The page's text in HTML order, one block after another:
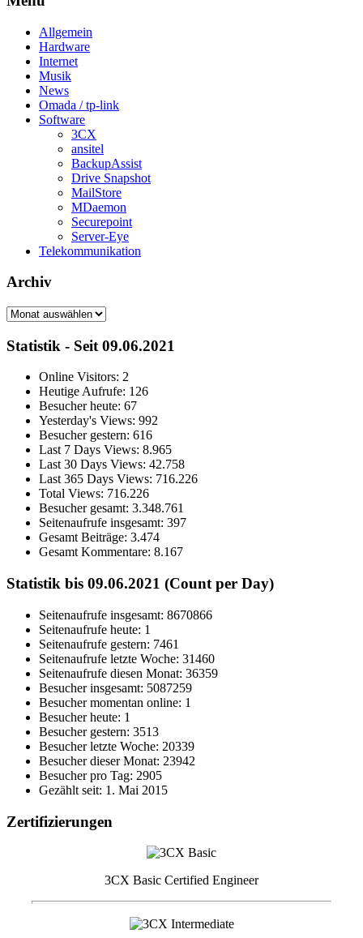
Allgemein
Hardware
Internet
Musik
News
Omada / tp-link
Software
3CX
ansitel
BackupAssist
Drive Snapshot
MailStore
MDaemon
Securepoint
Server-Eye
Telekommunikation
Archiv
Archiv
Statistik - Seit 09.06.2021
Online Visitors: 2
Heutige Aufrufe: 126
Besucher heute: 67
Yesterday's Views: 992
Besucher gestern: 616
Last 7 Days Views: 8.965
Last 30 Days Views: 42.758
Last 365 Days Views: 716.226
Total Views: 716.226
Besucher gesamt: 3.348.761
Seitenaufrufe insgesamt: 397
Gesamt Beiträge: 3.474
Gesamt Kommentare: 8.167
Statistik bis 09.06.2021 (Count per Day)
Seitenaufrufe insgesamt: 8670866
Seitenaufrufe heute: 1
Seitenaufrufe gestern: 7461
Seitenaufrufe letzte Woche: 31460
Seitenaufrufe diesen Monat: 36359
Besucher insgesamt: 5087259
Besucher momentan online: 1
Besucher heute: 1
Besucher gestern: 3513
Besucher letzte Woche: 20339
Besucher dieser Monat: 23942
Besucher pro Tag: 2905
Gezählt seit: 1. Mai 2015
Zertifizierungen
3CX Basic Certified Engineer